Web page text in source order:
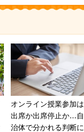
オンライン授業参加は
出席か出席停止か…自
治体で分かれる判断に